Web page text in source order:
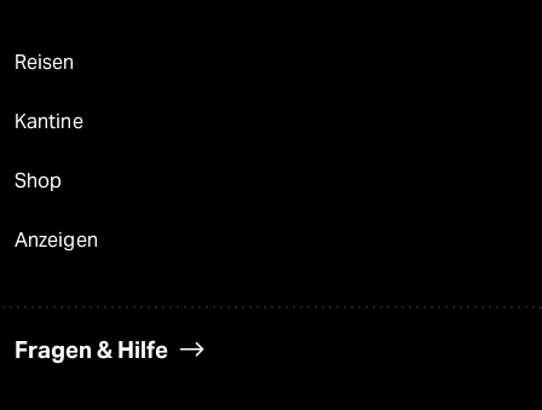
Reisen
Kantine
Shop
Anzeigen
Fragen & Hilfe